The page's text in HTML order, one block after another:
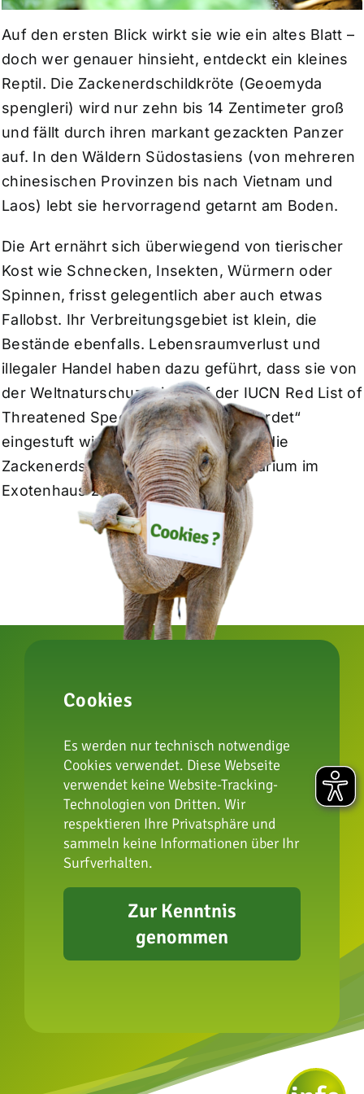
Auf den ersten Blick wirkt sie wie ein altes Blatt –
doch wer genauer hinsieht, entdeckt ein kleines
Reptil. Die Zackenerdschildkröte (Geoemyda
spengleri) wird nur zehn bis 14 Zentimeter groß
und fällt durch ihren markant gezackten Panzer
auf. In den Wäldern Südostasiens (von mehreren
chinesischen Provinzen bis nach Vietnam und
Laos) lebt sie hervorragend getarnt am Boden.
Die Art ernährt sich überwiegend von tierischer
Kost wie Schnecken, Insekten, Würmern oder
Spinnen, frisst gelegentlich aber auch etwas
Fallobst. Ihr Verbreitungsgebiet ist klein, die
Bestände ebenfalls. Lebensraumverlust und
illegaler Handel haben dazu geführt, dass sie von
der Weltnaturschuzunion auf der IUCN Red List of
Threatened Species als „stark gefährdet“
eingestuft wird. Im Zoo Karlsruhe ist die
Zackenerdschildkröte in einem Terrarium im
Exotenhaus zu sehen.
Impressum
Datenschutz
FAQ
Presse
Erklärung zur
Barrierefreiheit
Cookies
Es werden nur technisch notwendige
Cookies verwendet. Diese Webseite
verwendet keine Website-Tracking-
Technologien von Dritten. Wir
respektieren Ihre Privatsphäre und
sammeln keine Informationen über Ihr
Surfverhalten.
Zur Kenntnis
genommen